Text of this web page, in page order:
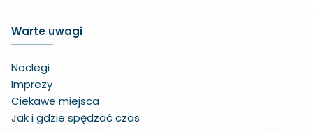
Warte uwagi
Noclegi
Imprezy
Ciekawe miejsca
Jak i gdzie spędzać czas